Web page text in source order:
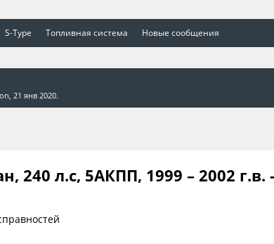
S-Type Топливная система Новые сообщения
, 21 янв 2020.
240 л.с, 5АКПП, 1999 – 2002